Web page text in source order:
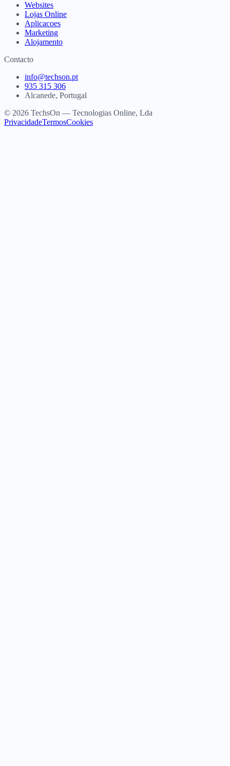
Websites
Lojas Online
Aplicacoes
Marketing
Alojamento
Contacto
info@techson.pt
935 315 306
Alcanede, Portugal
© 2026 TechsOn — Tecnologias Online, Lda
PrivacidadeTermosCookies